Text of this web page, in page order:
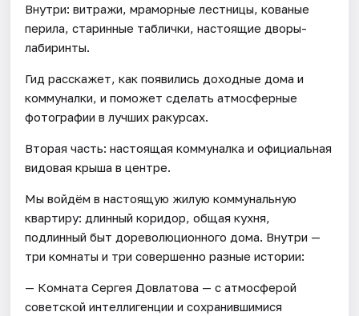
Внутри: витражи, мраморные лестницы, кованые
перила, старинные таблички, настоящие дворы-
лабиринты.
Гид расскажет, как появились доходные дома и
коммуналки, и поможет сделать атмосферные
фотографии в лучших ракурсах.
Вторая часть: настоящая коммуналка и официальная
видовая крыша в центре.
Мы войдём в настоящую жилую коммунальную
квартиру: длинный коридор, общая кухня,
подлинный быт дореволюционного дома. Внутри —
три комнаты и три совершенно разные истории:
— Комната Сергея Довлатова — с атмосферой
советской интеллигенции и сохранившимися